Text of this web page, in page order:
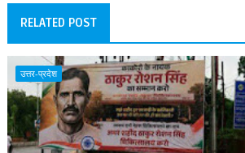
RELATED POST
उत्तर-प्रदेश